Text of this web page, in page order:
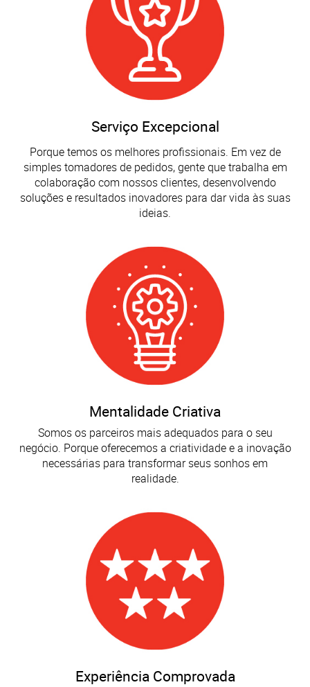
Serviço Excepcional
Porque temos os melhores profissionais. Em vez de
simples tomadores de pedidos, gente que trabalha em
colaboração com nossos clientes, desenvolvendo
soluções e resultados inovadores para dar vida às suas
ideias.
Mentalidade Criativa
Somos os parceiros mais adequados para o seu
negócio. Porque oferecemos a criatividade e a inovação
necessárias para transformar seus sonhos em
realidade.
Experiência Comprovada